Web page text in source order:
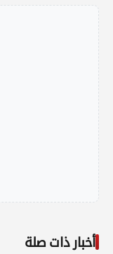
أخبار ذات صلة